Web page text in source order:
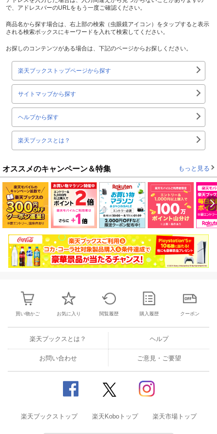
で、アドレスバーのURLをもう一度ご確認ください。
商品名から探す場合は、右上部の検索（虫眼鏡アイコン）をタップすると表示
される検索ボックスにキーワードを入れて検索してください。
お探しのコンテンツがある場合は、下記のページからお探しください。
楽天ブックストップページから探す
サイトマップから探す
ヘルプから探す
楽天ブックスとは？
オススメのキャンペーン＆特集 もっと見る
買い物かご お気に入り 閲覧履歴 購入履歴 クーポン
楽天ブックスとは？ ヘルプ
お問い合わせ ご意見・ご要望
楽天ブックストップ 楽天Koboトップ 楽天市場トップ